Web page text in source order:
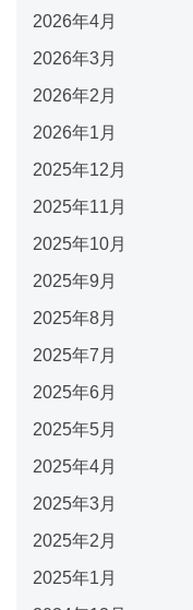
2026年4月
2026年3月
2026年2月
2026年1月
2025年12月
2025年11月
2025年10月
2025年9月
2025年8月
2025年7月
2025年6月
2025年5月
2025年4月
2025年3月
2025年2月
2025年1月